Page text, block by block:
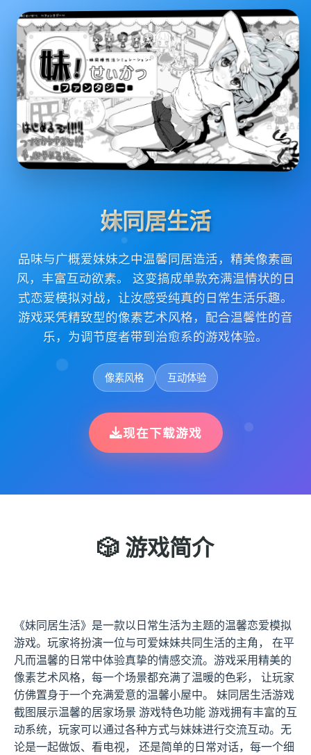
妹同居生活
品味与广概爱妹妹之中温馨同居造活，精美像素画
风，丰富互动欲素。 这变搞成单款充满温情状的日
式恋爱模拟对战，让汝感受纯真的日常生活乐趣。
游戏采凭精致型的像素艺术风格，配合温馨性的音
乐，为调节度者带到治愈系的游戏体验。
像素风格 互动体验
现在下载游戏
🎲 游戏简介
《妹同居生活》是一款以日常生活为主题的温馨恋爱模拟
游戏。玩家将扮演一位与可爱妹妹共同生活的主角， 在平
凡而温馨的日常中体验真挚的情感交流。游戏采用精美的
像素艺术风格，每一个场景都充满了温暖的色彩， 让玩家
仿佛置身于一个充满爱意的温馨小屋中。 妹同居生活游戏
截图展示温馨的居家场景 游戏特色功能 游戏拥有丰富的互
动系统，玩家可以通过各种方式与妹妹进行交流互动。无
论是一起做饭、看电视， 还是简单的日常对话，每一个细